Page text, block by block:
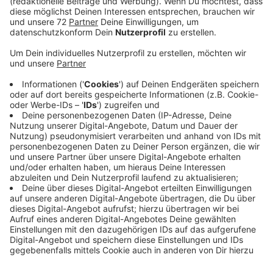
Veröffentlicht:Dienstag, 09.11.2021 06:13
Der Netzbetreiber Amprion beantwortet dazu heute in
einer Online-Veranstaltung Ihre Fragen. Verschiedene
Korridore sind denkbar. Einer führt an Darfeld,
Billerbeck, Coesfeld, Lette und Merfeld vorbei. Ein
anderer an Holtwick. Rosendahl ist nicht so glücklich
mit den Entwürfen. Zuletzt wurde ja erst die Erdgas-
Fernleitung Zeelink dort verlegt. Noch eine Leitung,
die an Rosendahl vorbeiführt, das wäre nicht so toll.
Aber: der Netzbetreiber Amprion sitzt ja noch an den
Entwürfen und sucht noch nach einer geeigneten
Route. Also alles erstmal nur Vorschläge - deswegen
kann die Gemeinde auch noch nicht sagen, welche